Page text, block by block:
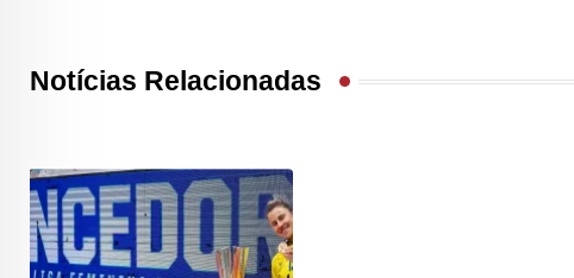
Notícias Relacionadas